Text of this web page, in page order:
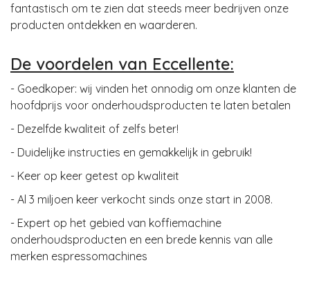
fantastisch om te zien dat steeds meer bedrijven onze
producten ontdekken en waarderen.
De voordelen van Eccellente:
- Goedkoper: wij vinden het onnodig om onze klanten de
hoofdprijs voor onderhoudsproducten te laten betalen
- Dezelfde kwaliteit of zelfs beter!
- Duidelijke instructies en gemakkelijk in gebruik!
- Keer op keer getest op kwaliteit
- Al 3 miljoen keer verkocht sinds onze start in 2008.
- Expert op het gebied van koffiemachine
onderhoudsproducten en een brede kennis van alle
merken espressomachines